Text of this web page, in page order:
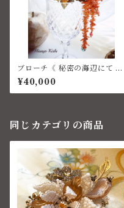
ブローチ《 秘密の海辺にて 》
コスチュームジュエリー
¥40,000
同じカテゴリの商品